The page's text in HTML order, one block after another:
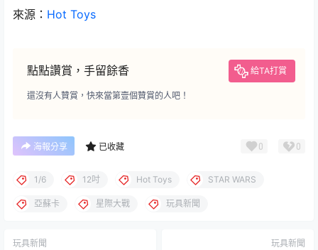
來源： Hot Toys
點點讚賞，手留餘香 給TA打賞
還沒有人贊賞，快來當第壹個贊賞的人吧！
海報分享 已收藏 0 0
1/6 12吋 Hot Toys STAR WARS
亞蘇卡 星際大戰 玩具新聞
玩具新聞 玩具新聞